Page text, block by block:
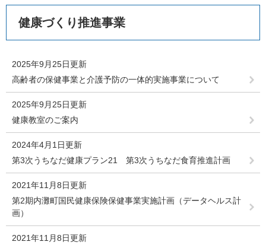
健康づくり推進事業
2025年9月25日更新
高齢者の保健事業と介護予防の一体的実施事業について
2025年9月25日更新
健康教室のご案内
2024年4月1日更新
第3次うちなだ健康プラン21 第3次うちなだ食育推進計画
2021年11月8日更新
第2期内灘町国民健康保険保健事業実施計画（データヘルス計
画）
2021年11月8日更新